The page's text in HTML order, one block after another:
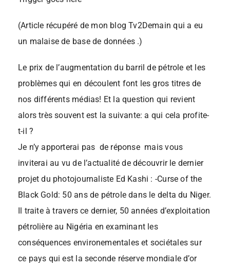
(Article récupéré de mon blog Tv2Demain qui a eu
un malaise de base de données .)
Le prix de l’augmentation du barril de pétrole et les
problèmes qui en découlent font les gros titres de
nos différents médias! Et la question qui revient
alors très souvent est la suivante: a qui cela profite-
t-il ?
Je n’y apporterai pas de réponse mais vous
inviterai au vu de l’actualité de découvrir le dernier
projet du photojournaliste Ed Kashi : -Curse of the
Black Gold: 50 ans de pétrole dans le delta du Niger.
Il traite à travers ce dernier, 50 années d’exploitation
pétrolière au Nigéria en examinant les
conséquences environementales et sociétales sur
ce pays qui est la seconde réserve mondiale d’or